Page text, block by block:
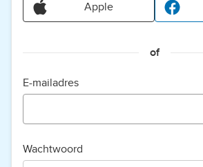
Apple
of
E-mailadres
Wachtwoord